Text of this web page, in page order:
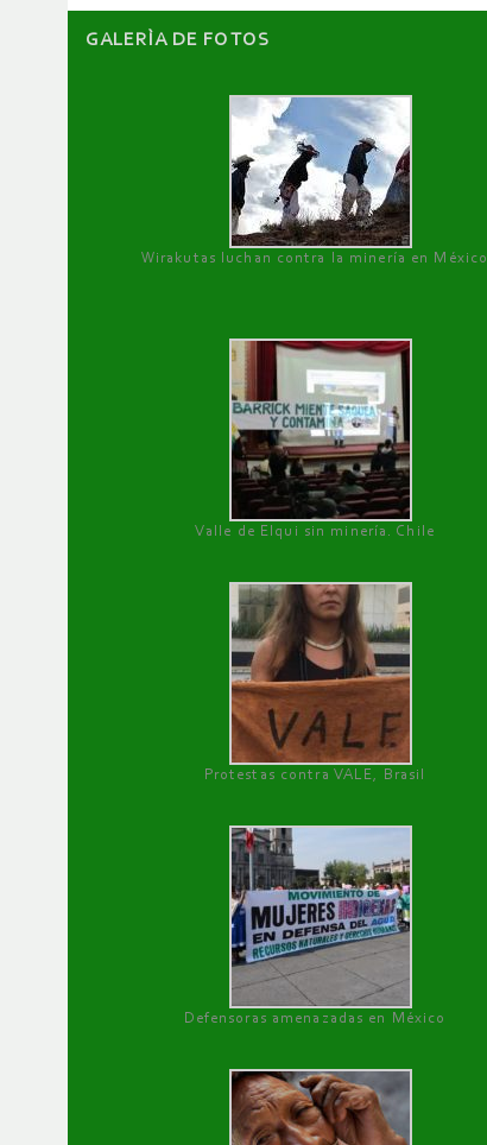
GALERÌA DE FOTOS
Wirakutas luchan contra la minería en México
Valle de Elqui sin minería. Chile
Protestas contra VALE, Brasil
Defensoras amenazadas en México